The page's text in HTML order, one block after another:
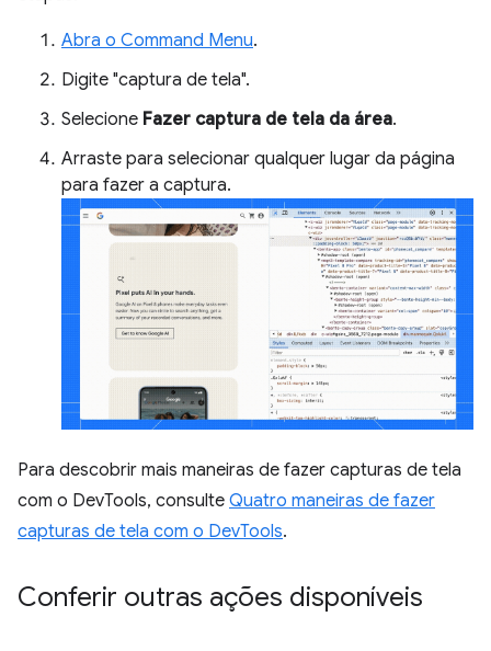
Abra o Command Menu.
Digite "captura de tela".
Selecione Fazer captura de tela da área.
Arraste para selecionar qualquer lugar da página
para fazer a captura.
Para descobrir mais maneiras de fazer capturas de tela
com o DevTools, consulte Quatro maneiras de fazer
capturas de tela com o DevTools.
Conferir outras ações disponíveis